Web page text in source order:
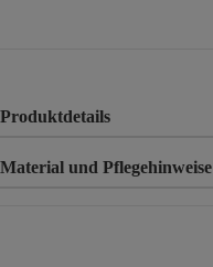
Produktdetails
Material und Pflegehinweise